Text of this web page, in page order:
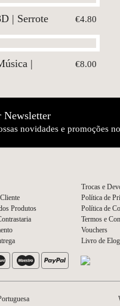
| Serrote €4.80
|
€8.00
Newsletter
novidades e promoções
Produtos
Trocas e
Política de
Política de
Termos e
Vouchers
Livro de